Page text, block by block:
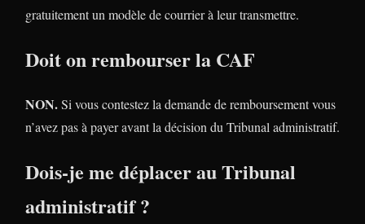
gratuitement un modèle de courrier à leur transmettre.
Doit on rembourser la CAF
NON.Si vous contestez la demande de remboursement vous
n’avez pas à payer avant la décision du Tribunal administratif.
Dois-je me déplacer au Tribunal
administratif ?